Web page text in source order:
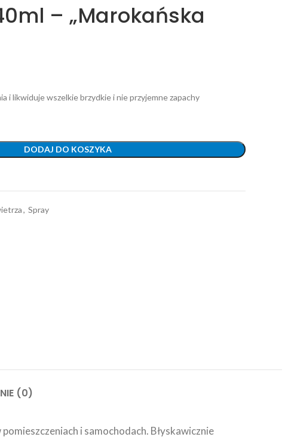
– „Marokańska
i likwiduje wszelkie brzydkie i nie przyjemne zapachy
DODAJ DO KOSZYKA
, Spray
(0)
i samochodach. Błyskawicznie